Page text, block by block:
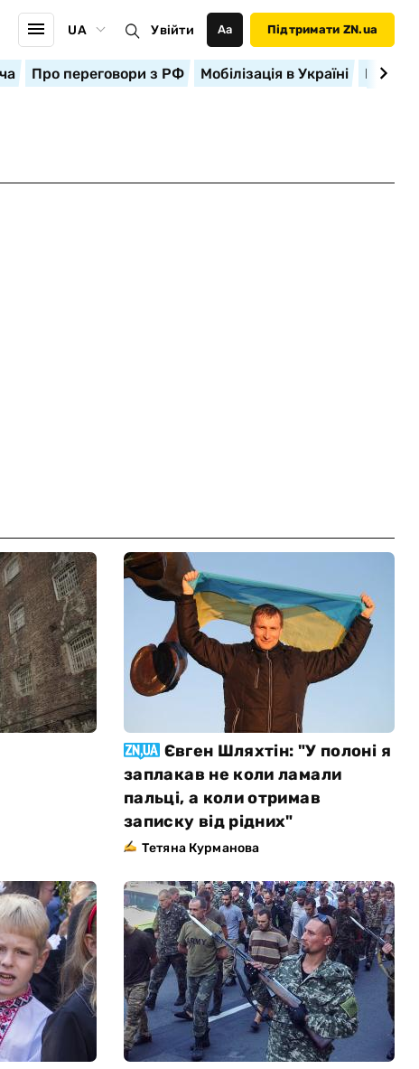
UA Увійти Аа Підтримати ZN.ua
Про переговори з РФ Мобілізація в Україні
Євген Шляхтін: "У полоні я
заплакав не коли ламали
пальці, а коли отримав
записку від рідних"
Тетяна Курманова